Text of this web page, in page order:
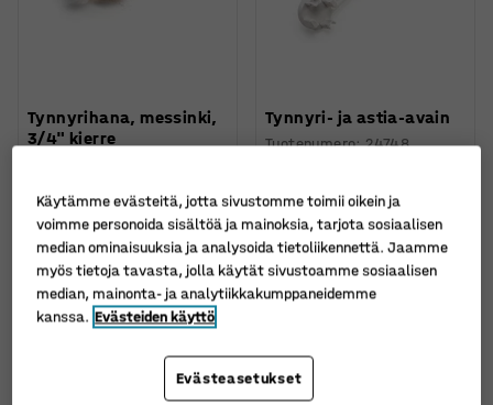
Tynnyrihana, messinki,
3/4" kierre
93,00 €
Ilman ALV
OSTA
Tynnyri- ja astia-avain
Tuotenumero:24748
18,00 €
Ilman ALV
OSTA
Käytämme evästeitä, jotta sivustomme toimii oikein ja
voimme personoida sisältöä ja mainoksia, tarjota sosiaalisen
median ominaisuuksia ja analysoida tietoliikennettä. Jaamme
myös tietoja tavasta, jolla käytät sivustoamme sosiaalisen
median, mainonta- ja analytiikkakumppaneidemme
kanssa. Evästeiden käyttö
Evästeasetukset